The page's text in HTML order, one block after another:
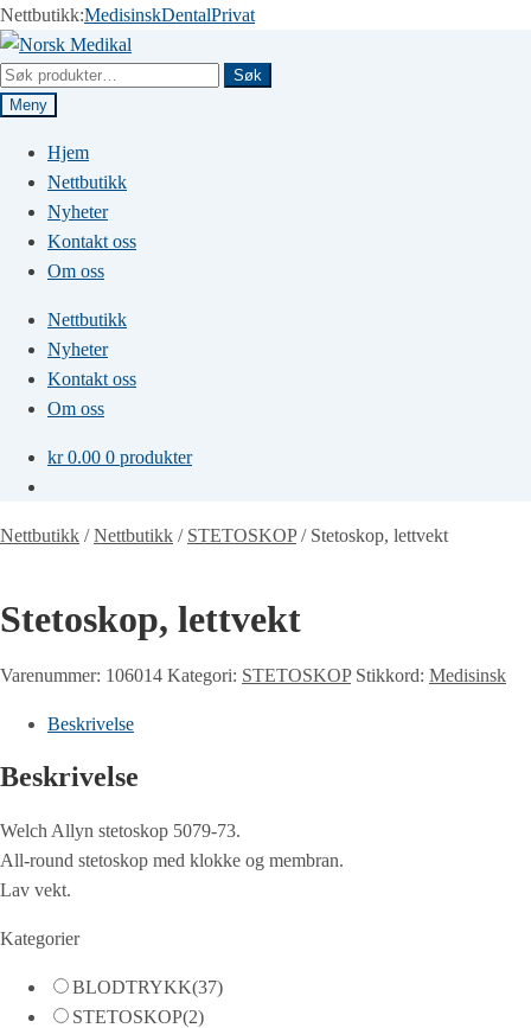
Nettbutikk:MedisinskDentalPrivat
Hopp
til
navigasjon
Hopp
til
innhold
Søk
etter:
Søk
Meny
Hjem
Nettbutikk
Nyheter
Kontakt oss
Om oss
Nettbutikk
Nyheter
Kontakt oss
Om oss
kr0.00 0 produkter
Nettbutikk /Nettbutikk / STETOSKOP/ Stetoskop, lettvekt
Stetoskop, lettvekt
Varenummer: 106014 Kategori: STETOSKOP Stikkord: Medisinsk
Beskrivelse
Beskrivelse
Welch Allyn stetoskop 5079-73.
All-round stetoskop med klokke og membran.
Lav vekt.
Kategorier
BLODTRYKK(37)
STETOSKOP(2)